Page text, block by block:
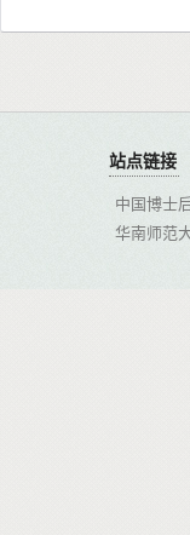
站点链接
中国博士
华南师范